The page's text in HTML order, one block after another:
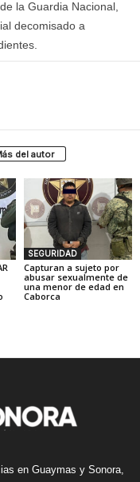
la Guardia Nacional,
decomisado a
del autor
SEGURIDAD
Capturan a sujeto por
abusar sexualmente de
una menor de edad en
Caborca
en Guaymas y Sonora,